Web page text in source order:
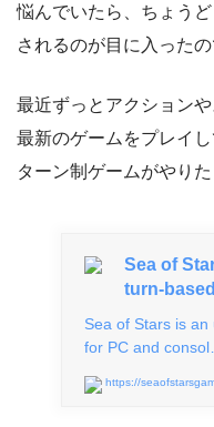
悩んでいたら、ちょう
されるのが目に入った
最近ずっとアクション
最新のゲームをプレイ
ターン制ゲームがやりた
Sea of
turn-
Sea of Stars is
for PC and
https://